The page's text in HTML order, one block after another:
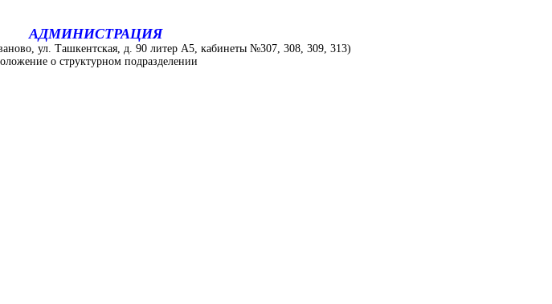
АДМИНИСТРАЦИЯ
ул. Ташкентская, д. 90 литер А5, кабинеты №307, 308, 309, 313)
о структурном подразделении